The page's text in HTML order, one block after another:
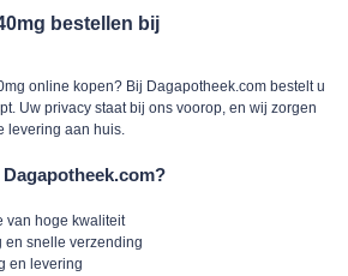
bestellen bij
online kopen? Bij Dagapotheek.com bestelt u
Uw privacy staat bij ons voorop, en wij zorgen
levering aan huis.
van hoge kwaliteit
en snelle verzending
en levering